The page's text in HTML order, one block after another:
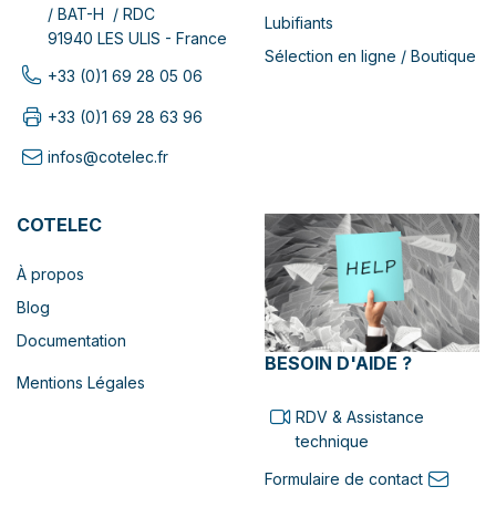
/ BAT-H / RDC
91940 LES ULIS - France
+33 (0)1 69 28 05 06
+33 (0)1 69 28 63 96
infos@cotelec.fr
Lubifiants
Sélection en ligne / Boutique
COTELEC
À propos
Blog
Documentation
Mentions Légales
BESOIN D'AIDE ?
RDV & Assistance
technique
Formulaire de contact